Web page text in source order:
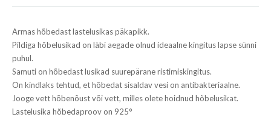
Armas hõbedast lastelusikas päkapikk.
Pildiga hõbelusikad on läbi aegade olnud ideaalne kingitus lapse sünni
puhul.
Samuti on hõbedast lusikad suurepärane ristimiskingitus.
On kindlaks tehtud, et hõbedat sisaldav vesi on antibakteriaalne.
Jooge vett hõbenõust või vett, milles olete hoidnud hõbelusikat.
Lastelusika hõbedaproov on 925°